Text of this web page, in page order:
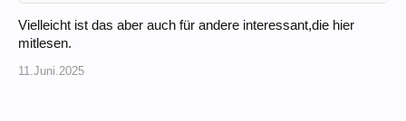
Vielleicht ist das aber auch für andere interessant,die hier
mitlesen.
11.Juni.2025